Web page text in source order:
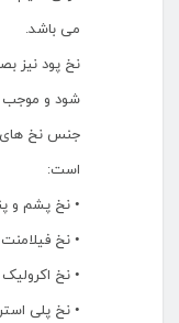
می باشد.
نخ پود نیز
شود و موجب
جنس نخ های
است:
• نخ پشم و
• نخ فیلامنت
• نخ اکرولیک
• نخ پلی استر